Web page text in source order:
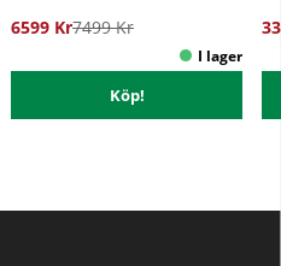
6599 Kr7499 Kr
Köp!